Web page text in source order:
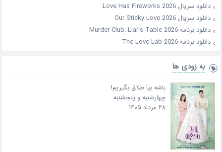
دانلود سریال Love Has Fireworks 2026
دانلود سریال Our Sticky Love 2026
دانلود برنامه Murder Club: Liar’s Table 2026
دانلود برنامه The Love Lab 2026
به زودی ها
باشه بیا طلاق بگیریم!
چهارشنبه و پنجشنبه
۲۸ مرداد ۱۴۰۵